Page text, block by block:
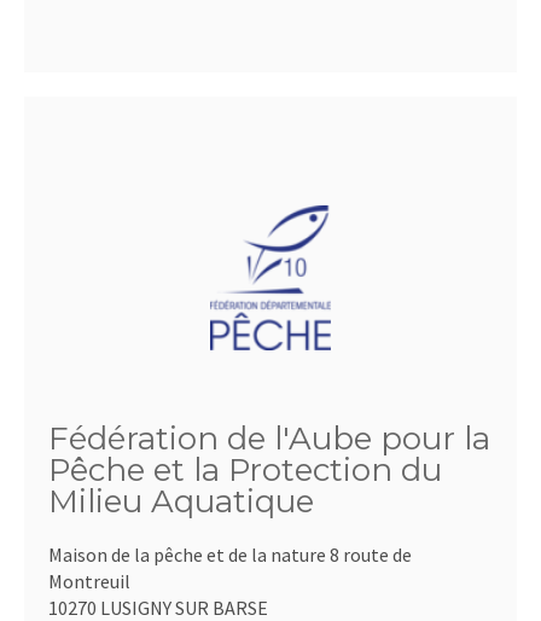
Fédération de l'Aube pour la
Pêche et la Protection du
Milieu Aquatique
Maison de la pêche et de la nature 8 route de
Montreuil
10270 LUSIGNY SUR BARSE